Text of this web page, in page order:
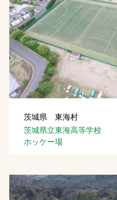
文字の見えづらさや操作
茨城県 東海村
茨城県立東海高等学校
ホッケー場